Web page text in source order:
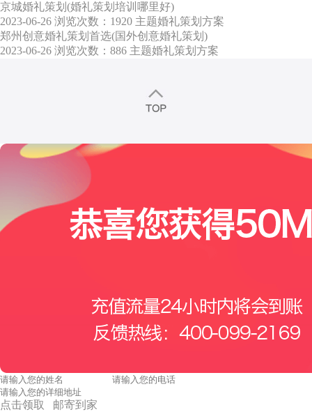
京城婚礼策划(婚礼策划培训哪里好)
2023-06-26 浏览次数：1920 主题婚礼策划方案
郑州创意婚礼策划首选(国外创意婚礼策划)
2023-06-26 浏览次数：886 主题婚礼策划方案
点击领取 邮寄到家